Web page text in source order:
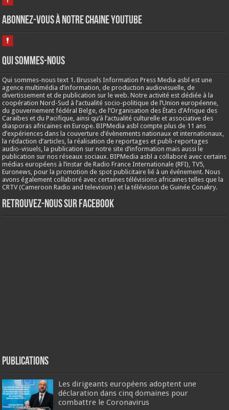
Abonnez-vous à notre chaine Youtube
Qui sommes-nous
Qui sommes-nous text 1. Brussels Information Press Media asbl est une
agence multimédia d’information, de production audiovisuelle, de
divertissement et de publication sur le web. Notre activité est dédiée à la
coopération Nord-Sud à l’actualité socio-politique de l’Union européenne,
du gouvernement fédéral Belge, de l’Organisation des États d’Afrique des
Caraïbes et du Pacifique, ainsi qu’à l’actualité culturelle et associative des
diasporas africaines en Europe. BIPMedia asbl compte plus de 11 ans
d’expériences dans la couverture d’évènements nationaux et internationaux,
la rédaction d’articles, la réalisation de reportages et publi-reportages
audio-visuels, la publication sur notre site d’information mais aussi le
publication sur nos réseaux sociaux. BIPMedia asbl a collaboré avec certains
médias européens à l’instar de Radio France Internationale (RFI), TV5,
Euronews, pour la promotion de spot publicitaire lié à un événement. Nous
avons également collaboré avec certaines télévisions africaines telles que la
CRTV (Cameroon Radio and television ) et la télévision de Guinée Conakry.
Retrouvez-nous sur Facebook
Publications
Les dirigeants européens adoptent une
déclaration dans cinq domaines pour
combattre le Coronavirus